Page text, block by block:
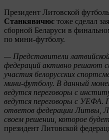
Президент Литовской
Станкявичюс тоже сделал
сборной Беларуси в
по мини-футболу.
— Представители
федераций активно решают
участия белорусских
мини-футболу. В данный
ведутся переговоры с
ведутся переговоры с УЕФА.
ответов федерации Литвы,
своем решении, которое
президент Литовской